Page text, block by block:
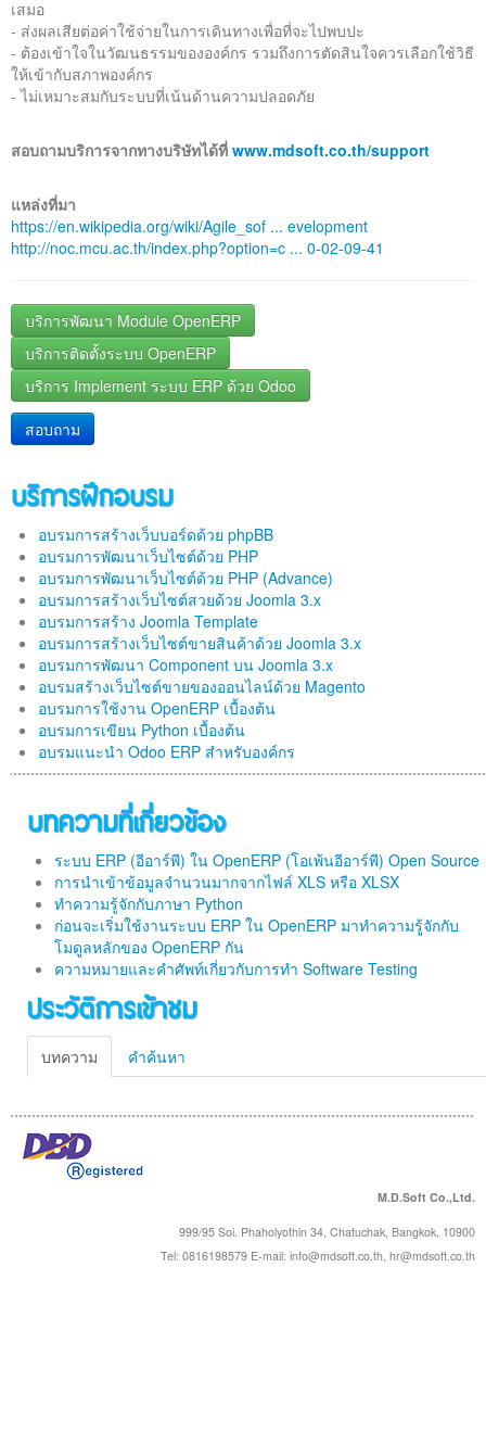
เสมอ
- ส่งผลเสียต่อค่าใช้จ่ายในการเดินทางเพื่อที่จะไปพบปะ
- ต้องเข้าใจในวัฒนธรรมขององค์กร รวมถึงการตัดสินใจควรเลือกใช้วิธี
ให้เข้ากับสภาพองค์กร
- ไม่เหมาะสมกับระบบที่เน้นด้านความปลอดภัย
สอบถามบริการจากทางบริษัทได้ที่ www.mdsoft.co.th/support
แหล่งที่มา
https://en.wikipedia.org/wiki/Agile_sof ... evelopment
http://noc.mcu.ac.th/index.php?option=c ... 0-02-09-41
บริการพัฒนา Module OpenERP
บริการติดตั้งระบบ OpenERP
บริการ Implement ระบบ ERP ด้วย Odoo
สอบถาม
บริการฝึกอบรม
อบรมการสร้างเว็บบอร์ดด้วย phpBB
อบรมการพัฒนาเว็บไซต์ด้วย PHP
อบรมการพัฒนาเว็บไซต์ด้วย PHP (Advance)
อบรมการสร้างเว็บไซต์สวยด้วย Joomla 3.x
อบรมการสร้าง Joomla Template
อบรมการสร้างเว็บไซต์ขายสินค้าด้วย Joomla 3.x
อบรมการพัฒนา Component บน Joomla 3.x
อบรมสร้างเว็บไซต์ขายของออนไลน์ด้วย Magento
อบรมการใช้งาน OpenERP เบื้องต้น
อบรมการเขียน Python เบื้องต้น
อบรมแนะนำ Odoo ERP สำหรับองค์กร
บทความที่เกี่ยวข้อง
ระบบ ERP (อีอาร์พี) ใน OpenERP (โอเพ้นอีอาร์พี) Open Source
การนำเข้าข้อมูลจำนวนมากจากไฟล์ XLS หรือ XLSX
ทำความรู้จักกับภาษา Python
ก่อนจะเริ่มใช้งานระบบ ERP ใน OpenERP มาทำความรู้จักกับ
โมดูลหลักของ OpenERP กัน
ความหมายและคำศัพท์เกี่ยวกับการทำ Software Testing
ประวัติการเข้าชม
บทความ คำค้นหา
M.D.Soft Co.,Ltd.
999/95 Soi. Phaholyothin 34, Chatuchak, Bangkok, 10900
Tel: 0816198579 E-mail: info@mdsoft.co.th, hr@mdsoft.co.th